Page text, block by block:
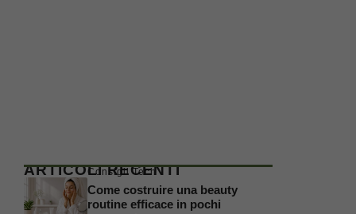
ARTICOLI RECENTI
Consigli Tech
Come costruire una beauty
routine efficace in pochi